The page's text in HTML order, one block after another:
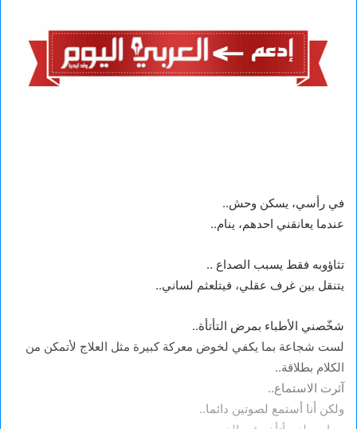
في رأسي، يسكن وحش..
عندما يعانقني احدهم، ينام..
تثاؤوبه فقط يسبب الصداع ..
يتنقل بين غرف عقلي، فيتلعثم لساني..
شخّصني الأطباء بمرض التأتأة..
لست شجاعة بما يكفي لخوض معركة كبيرة مثل العلاج لأتمكن من
الكلام بطلاقة..
آثرت الاستماع..
ولكن أنا أستمع لصوتين دائما..